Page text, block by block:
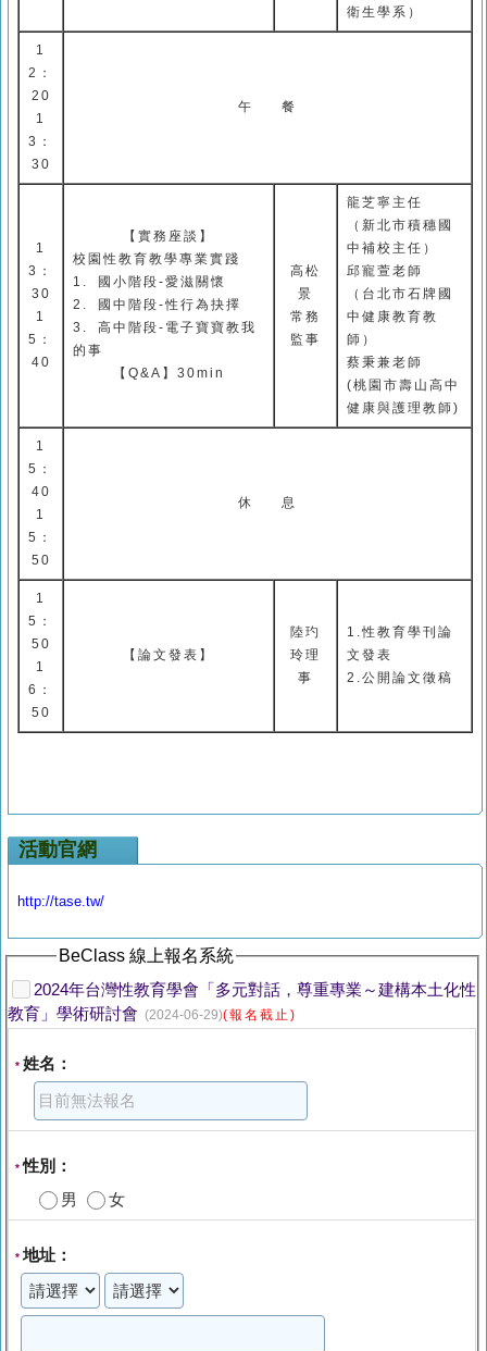
衛生學系）
1
2 ：
20
1
3 ：
30
午 餐
1
3 ：
30
1
5 ：
40
【 實務座談 】
校園性教育教學專業實踐
1.
國小階段-愛滋關懷
2.
國中階段-性行為抉擇
3. 高中階段- 電子寶寶教我
的事
【 Q&A 】 30min
高松
景
常務
監事
龍芝寧主任
（新北市積穗國
中補校主任）
邱寵萱老師
（台北市石牌國
中健康教育教
師）
蔡秉兼老師
(桃園市壽山高中
健康與護理教師)
1
5 ：
40
1
5 ：
50
休 息
1
5 ：
50
1
6 ：
50
【論文發表】
陸玓
玲理
事
1.性教育學刊論
文發表
2.公開論文徵稿
活動官網
http://tase.tw/
BeClass 線上報名系統
2024年台灣性教育學會「多元對話，尊重專業～建構本土化性
教育」學術研討會 (2024-06-29)(報名截止)
* 姓名：
*性別：
男
女
*地址：